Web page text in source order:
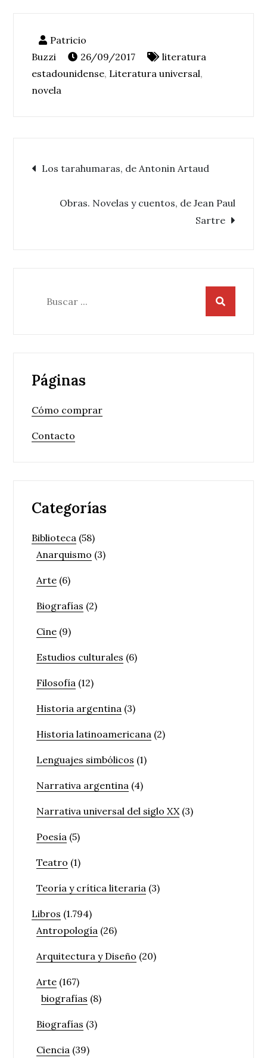
26/09/2017
literatura
estadounidense, Literatura universal,
novela
Navegación
de
Los tarahumaras, de Antonin Artaud
Obras. Novelas y cuentos, de Jean Paul
Sartre
Páginas
Cómo comprar
Contacto
Categorías
Biblioteca (58)
Anarquismo (3)
Arte (6)
Biografías (2)
Cine (9)
Estudios culturales (6)
Filosofía (12)
Historia argentina (3)
Historia latinoamericana (2)
Lenguajes simbólicos (1)
Narrativa argentina (4)
Narrativa universal del siglo XX (3)
Poesía (5)
Teatro (1)
Teoría y crítica literaria (3)
Libros (1.794)
Antropología (26)
Arquitectura y Diseño (20)
Arte (167)
biografías (8)
Biografías (3)
Ciencia (39)